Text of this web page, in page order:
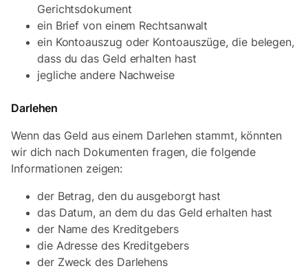
Gerichtsdokument
ein Brief von einem Rechtsanwalt
ein Kontoauszug oder Kontoauszüge, die belegen,
dass du das Geld erhalten hast
jegliche andere Nachweise
Darlehen
Wenn das Geld aus einem Darlehen stammt, könnten
wir dich nach Dokumenten fragen, die folgende
Informationen zeigen:
der Betrag, den du ausgeborgt hast
das Datum, an dem du das Geld erhalten hast
der Name des Kreditgebers
die Adresse des Kreditgebers
der Zweck des Darlehens